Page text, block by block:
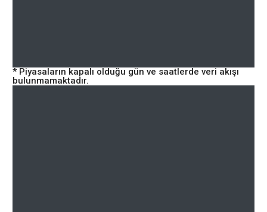
* Piyasaların kapalı olduğu gün ve saatlerde veri akışı
bulunmamaktadır.